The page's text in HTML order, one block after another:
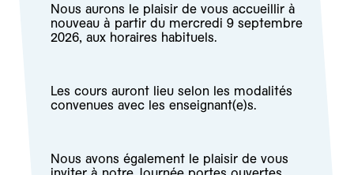
Nous aurons le plaisir de vous accueillir à
nouveau à partir du mercredi 9 septembre
2026, aux horaires habituels.
Les cours auront lieu selon les modalités
convenues avec les enseignant(e)s.
Nous avons également le plaisir de vous